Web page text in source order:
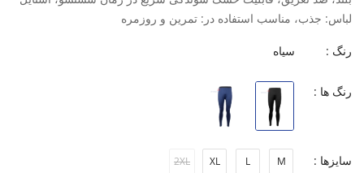
لباس: جذب، مناسب استفاده در: تمرین و روزمره
رنگ : سیاه
رنگ ها :
سایزها : M
L
XL
2XL